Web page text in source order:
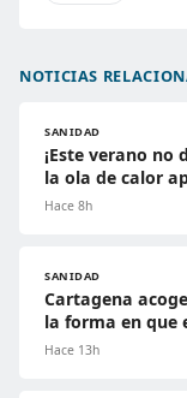
NOTICIAS
SANIDAD
¡Este verano no
la ola de calor
Hace 8h
SANIDAD
Cartagena
la forma en que
Hace 13h